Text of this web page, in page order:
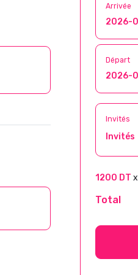
Arrivée
Départ
Invités
Invités
1200 DT x
Total